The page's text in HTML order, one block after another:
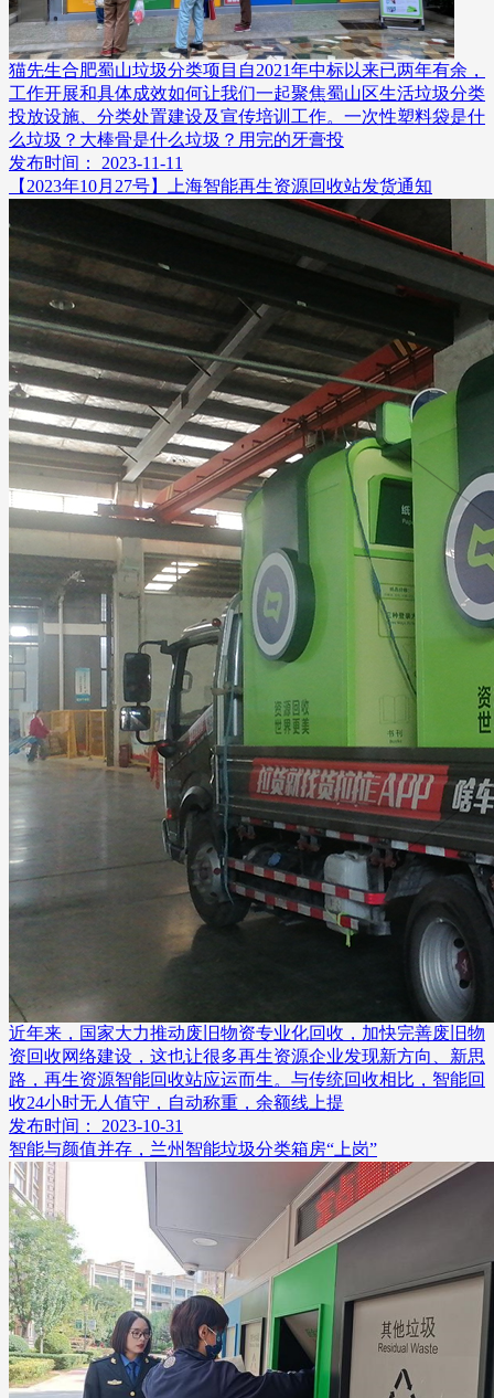
猫先生合肥蜀山垃圾分类项目自2021年中标以来已两年有余，
工作开展和具体成效如何让我们一起聚焦蜀山区生活垃圾分类
投放设施、分类处置建设及宣传培训工作。一次性塑料袋是什
么垃圾？大棒骨是什么垃圾？用完的牙膏投
发布时间： 2023-11-11
【2023年10月27号】上海智能再生资源回收站发货通知
近年来，国家大力推动废旧物资专业化回收，加快完善废旧物
资回收网络建设，这也让很多再生资源企业发现新方向、新思
路，再生资源智能回收站应运而生。与传统回收相比，智能回
收24小时无人值守，自动称重，余额线上提
发布时间： 2023-10-31
智能与颜值并存，兰州智能垃圾分类箱房“上岗”